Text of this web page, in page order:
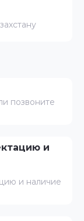
позвоните
и
и наличие